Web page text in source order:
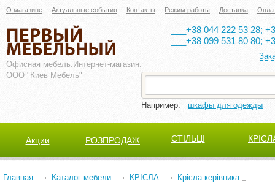
О магазине Актуальные события Контакты Режим работы Доставка
Офисная мебель. Интернет-магазин.
ООО "Киев Мебель"
___+38 044 222 53 28;
___+38 099 531 80 80;
Например: шкафы для одежды
Акции РОЗПРОДАЖ СТІЛЬЦІ
Главная Каталог мебели КРІСЛА Крісла керівника